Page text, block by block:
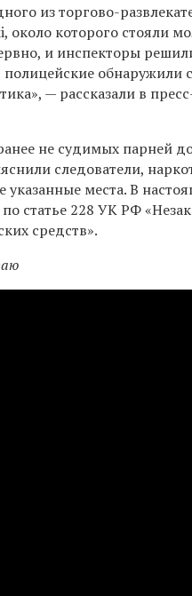
из торгово-
около которого стояли
и инспекторы
обнаружили
— рассказали в
не судимых парней
следователи,
указанные места. В
статье 228 УК РФ
средств».